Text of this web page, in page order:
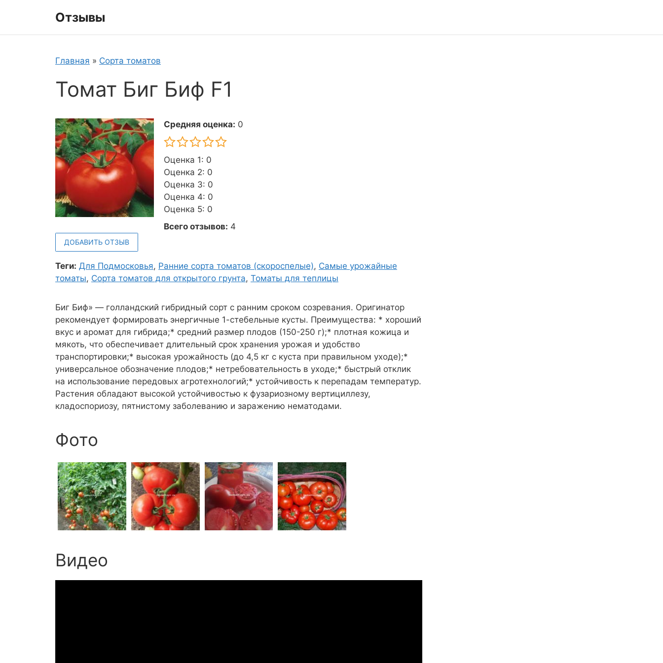
Отзывы
Главная » Сорта томатов
Томат Биг Биф F1
Средняя оценка: 0
Оценка 1: 0
Оценка 2: 0
Оценка 3: 0
Оценка 4: 0
Оценка 5: 0
Всего отзывов: 4
ДОБАВИТЬ ОТЗЫВ
Теги: Для Подмосковья, Ранние сорта томатов (скороспелые), Самые урожайные
томаты, Сорта томатов для открытого грунта, Томаты для теплицы
Биг Биф» — голландский гибридный сорт с ранним сроком созревания. Оригинатор
рекомендует формировать энергичные 1-стебельные кусты. Преимущества: * хороший
вкус и аромат для гибрида;* средний размер плодов (150-250 г);* плотная кожица и
мякоть, что обеспечивает длительный срок хранения урожая и удобство
транспортировки;* высокая урожайность (до 4,5 кг с куста при правильном уходе);*
универсальное обозначение плодов;* нетребовательность в уходе;* быстрый отклик
на использование передовых агротехнологий;* устойчивость к перепадам температур.
Растения обладают высокой устойчивостью к фузариозному вертициллезу,
кладоспориозу, пятнистому заболеванию и заражению нематодами.
Фото
Видео